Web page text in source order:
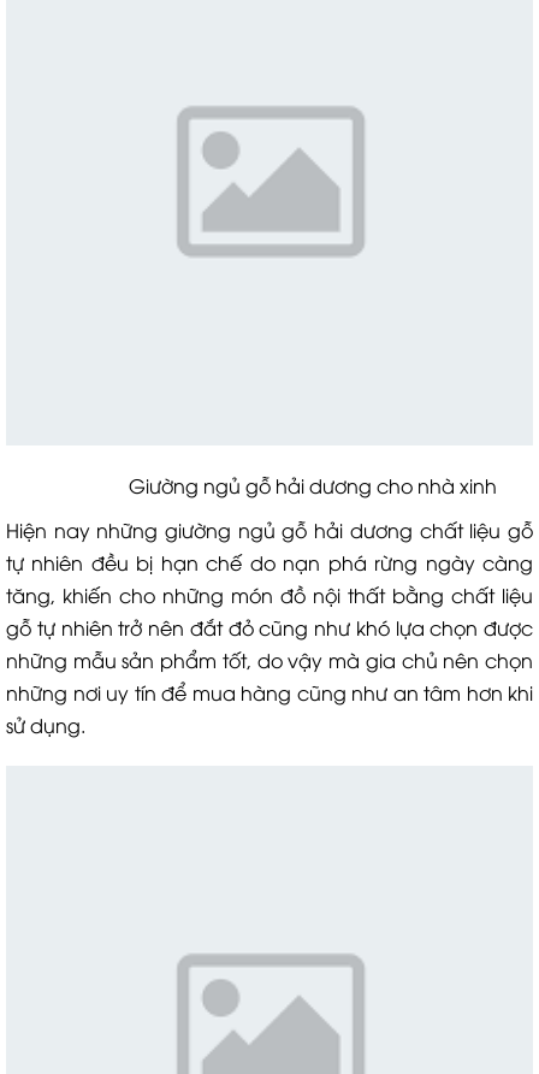
Giường ngủ gỗ hải dương cho nhà xinh
Hiện nay những giường ngủ gỗ hải dương chất liệu gỗ
tự nhiên đều bị hạn chế do nạn phá rừng ngày càng
tăng, khiến cho những món đồ nội thất bằng chất liệu
gỗ tự nhiên trở nên đắt đỏ cũng như khó lựa chọn được
những mẫu sản phẩm tốt, do vậy mà gia chủ nên chọn
những nơi uy tín để mua hàng cũng như an tâm hơn khi
sử dụng.